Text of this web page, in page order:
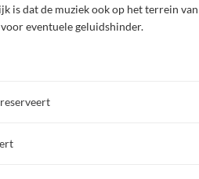
is dat de muziek ook op het terrein
eventuele geluidshinder.